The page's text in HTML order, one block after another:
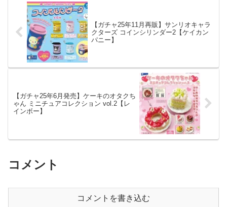
【ガチャ25年11月再販】サンリオキャラ
クターズ コインシリンダー2【ケイカン
パニー】
【ガチャ25年6月発売】ケーキのオタクち
ゃん ミニチュアコレクション vol.2【レ
インボー】
コメント
コメントを書き込む